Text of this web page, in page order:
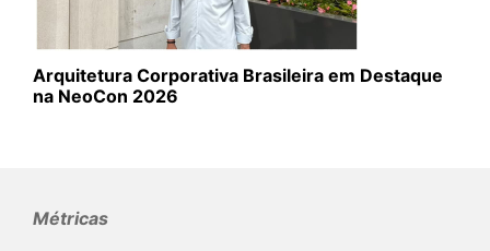
Arquitetura Corporativa Brasileira em Destaque
na NeoCon 2026
Métricas